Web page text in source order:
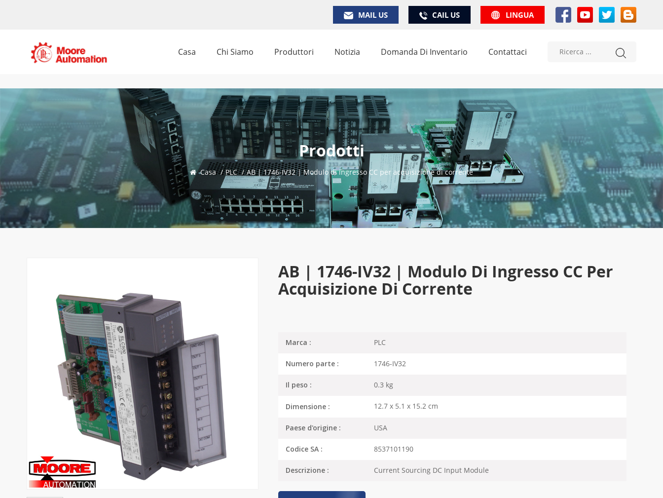
MAIL US CAIL US LINGUA
Casa Chi Siamo Produttori Notizia Domanda Di Inventario Contattaci
Prodotti
Casa / PLC / AB | 1746-IV32 | Modulo di ingresso CC per acquisizione di corrente
AB | 1746-IV32 | Modulo Di Ingresso CC Per
Acquisizione Di Corrente
Marca : PLC
Numero parte : 1746-IV32
Il peso : 0.3 kg
Dimensione : 12.7 x 5.1 x 15.2 cm
Paese d'origine : USA
Codice SA : 8537101190
Descrizione : Current Sourcing DC Input Module